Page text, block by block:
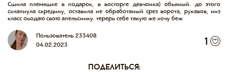
Сшила племяшке в подарок, в восторге девчонка) обьяный. до этого
схлапнула скредину, оставила не обработаный срез ворота, рукавов, низ
класс оьодаю свою апельсинку. терерь себе такую же хочу беж
Пользователь 233408
04.02.2023
1
поделиться: